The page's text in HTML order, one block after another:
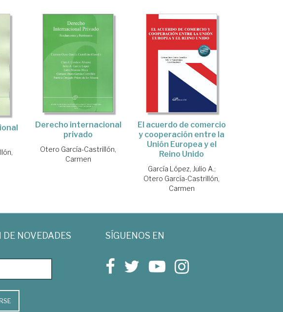
Derecho internacional
privado
Otero García-Castrillón,
Carmen
El acuerdo de comercio
y cooperación entre la
Unión Europea y el
Reino Unido
García López, Julio A.;
Otero García-Castrillón,
Carmen
NOVEDADES SÍGUENOS EN